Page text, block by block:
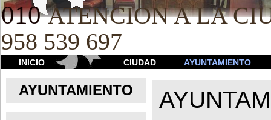
010 ATENCION A LA
958 539 697
INICIO CIUDAD AYUNTAMIENTO
AYUNTAMIENTO